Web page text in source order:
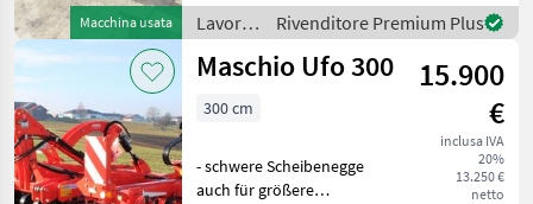
Macchina usata
III-N VELOCE 300 + 2 Reihen
mit Scheiben Ø 510 mm
grob
Lavorazione
terreno
/
Rivenditore Premium Plus
Maschio Ufo 300
15.900
€
inclusa IVA
20%
13.250 €
netto
300 cm
- schwere Scheibenegge
auch für größere